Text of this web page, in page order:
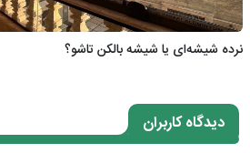
نرده شیشه‌ای یا شیشه بالکن تاشو؟
دیدگاه کاربران